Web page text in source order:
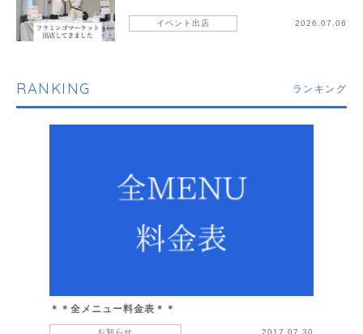
イベント出店 2026.07.06
RANKING ランキング
＊＊全メニュー料金表＊＊
お知らせ 2017.07.30